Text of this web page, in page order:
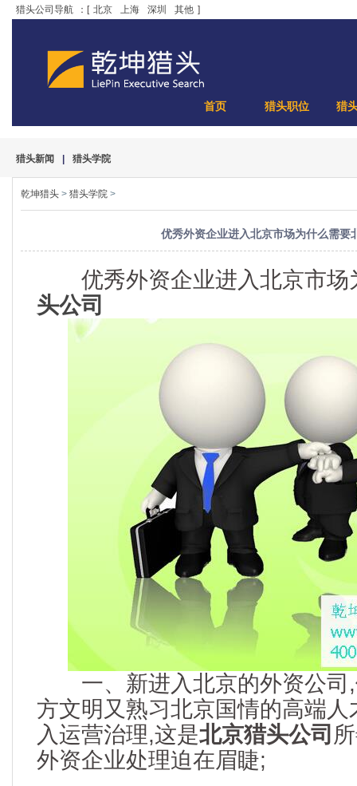
猎头公司导航 ：[ 北京 上海 深圳 其他 ]
首页 猎头职位 猎
猎头新闻 猎头学院
乾坤猎头 > 猎头学院 >
优秀外资企业进入北京市场为什么需要
优秀外资企业进入北京市场
头公司
一、新进入北京的外资公司,
方文明又熟习北京国情的高端
入运营治理,这是北京猎头公司
外资企业处理迫在眉睫;